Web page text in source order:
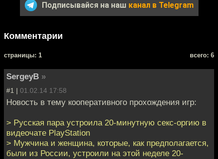
Подписывайся на наш канал в Telegram
Комментарии
cтраницы: 1 всего: 6
SergeyB »
#1 | 01.02.14 17:58
Новость в тему кооперативного прохождения игр:
> Русская пара устроила 20-минутную секс-оргию в
видеочате PlayStation
> Мужчина и женщина, которые, как предполагается,
были из России, устроили на этой неделе 20-